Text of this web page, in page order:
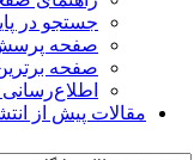
جستجو در
صفحه
صفحه
اطلاع‌رسانی
مقالات پیش از